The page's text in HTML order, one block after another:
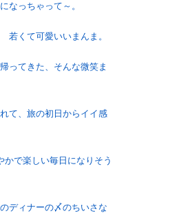
なっちゃって～。
くて可愛いいまんま。
ってきた、そんな微笑ま
て、旅の初日からイイ感
かで楽しい毎日になりそう
ディナーの〆のちいさな